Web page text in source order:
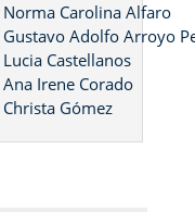
Norma Carolina Alfaro
Gustavo Adolfo Arroyo
Lucia Castellanos
Ana Irene Corado
Christa Gómez